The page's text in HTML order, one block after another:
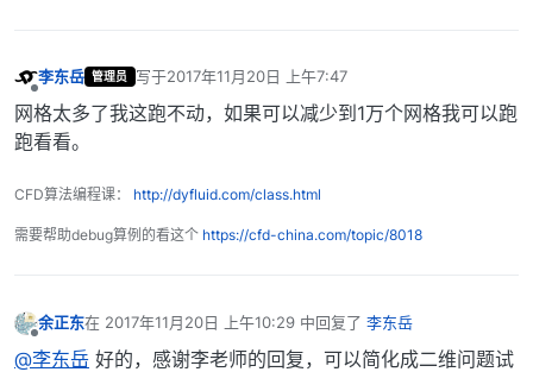
李东岳 管理员 写于2017年11月20日 上午7:47
最后由 编辑
网格太多了我这跑不动，如果可以减少到1万个网格我可以跑
跑看看。
CFD算法编程课： http://dyfluid.com/class.html
需要帮助debug算例的看这个 https://cfd-china.com/topic/8018
余正东在 2017年11月20日 上午10:29 中回复了 李东岳
最后由 编辑
@李东岳 好的，感谢李老师的回复，可以简化成二维问题试